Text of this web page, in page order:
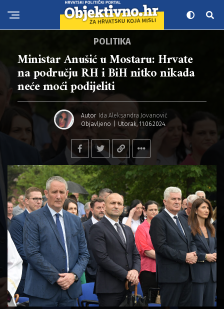
POLITIKA
Ministar Anušić u Mostaru: Hrvate
na području RH i BiH nitko nikada
neće moći podijeliti
Autor Ida Aleksandra Jovanović
Objavljeno
Utorak, 11.06.2024.